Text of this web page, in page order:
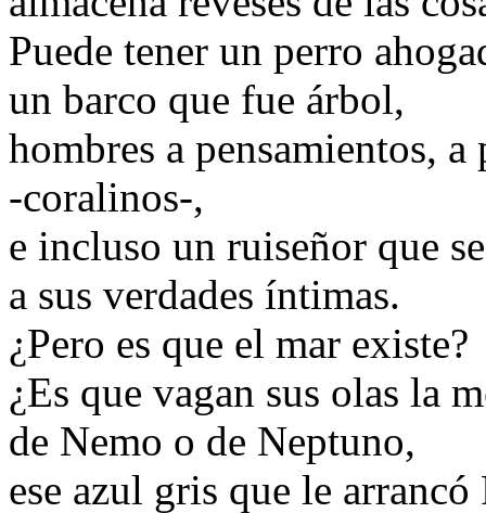
Puede tener un perro
un barco que fue árbol,
hombres a pensamientos, a
-coralinos-,
e incluso un ruiseñor que
a sus verdades íntimas.
¿Pero es que el mar existe?
¿Es que vagan sus olas la
de Nemo o de Neptuno,
ese azul gris que le arrancó